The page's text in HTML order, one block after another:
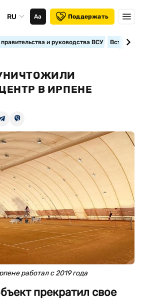
RU Аа Поддержать
и руководства ВСУ
В ИРПЕНЕ
работал с 2019 года
прекратил свое